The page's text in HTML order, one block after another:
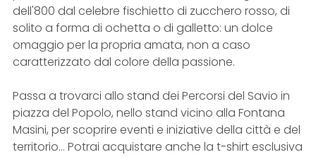
dell'800 dal celebre fischietto di zucchero rosso, di
solito a forma di ochetta o di galletto: un dolce
omaggio per la propria amata, non a caso
caratterizzato dal colore della passione.
Passa a trovarci allo stand dei Percorsi del Savio in
piazza del Popolo, nello stand vicino alla Fontana
Masini, per scoprire eventi e iniziative della città e del
territorio... Potrai acquistare anche la t-shirt esclusiva